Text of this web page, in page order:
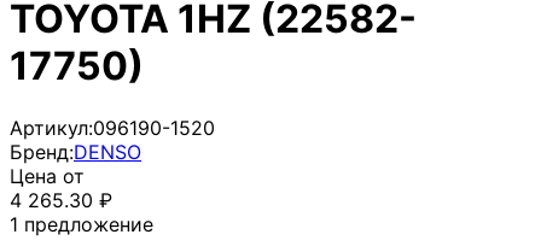
TOYOTA 1HZ (22582-
17750)
Артикул:096190-1520
Бренд:DENSO
Цена от
4 265.30 ₽
1 предложение